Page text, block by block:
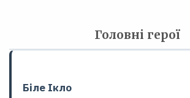
Головні герої
Біле Ікло